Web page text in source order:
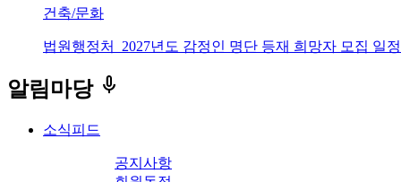
건축/문화
법원행정처_2027년도 감정인 명단 등재 희망자 모집 일
알림마당 keyboard_voice
소식피드
공지사항